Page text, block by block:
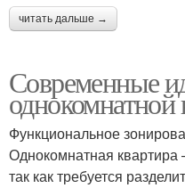
читать дальше →
Современные
Функциональное
Однокомнатная
так как требуется